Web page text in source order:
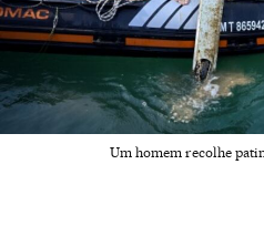
Um homem recolhe